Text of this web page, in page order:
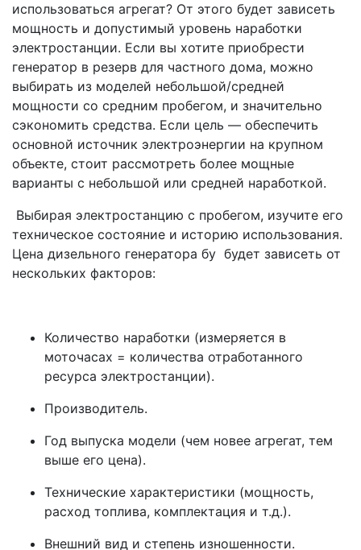
использоваться агрегат? От этого будет зависеть
мощность и допустимый уровень наработки
электростанции. Если вы хотите приобрести
генератор в резерв для частного дома, можно
выбирать из моделей небольшой/средней
мощности со средним пробегом, и значительно
сэкономить средства. Если цель — обеспечить
основной источник электроэнергии на крупном
объекте, стоит рассмотреть более мощные
варианты с небольшой или средней наработкой.
Выбирая электростанцию с пробегом, изучите его
техническое состояние и историю использования.
Цена дизельного генератора бу будет зависеть от
нескольких факторов:
Количество наработки (измеряется в
моточасах = количества отработанного
ресурса электростанции).
Производитель.
Год выпуска модели (чем новее агрегат, тем
выше его цена).
Технические характеристики (мощность,
расход топлива, комплектация и т.д.).
Внешний вид и степень изношенности.